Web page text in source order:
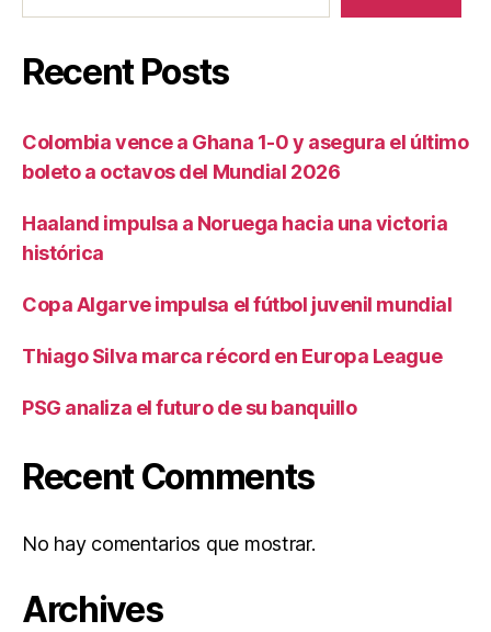
Recent Posts
Colombia vence a Ghana 1-0 y asegura el último
boleto a octavos del Mundial 2026
Haaland impulsa a Noruega hacia una victoria
histórica
Copa Algarve impulsa el fútbol juvenil mundial
Thiago Silva marca récord en Europa League
PSG analiza el futuro de su banquillo
Recent Comments
No hay comentarios que mostrar.
Archives